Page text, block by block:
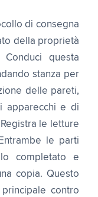
di consegna
della proprietà
questa
stanza per
delle pareti,
apparecchi e di
le letture
le parti
completato e
copia. Questo
contro